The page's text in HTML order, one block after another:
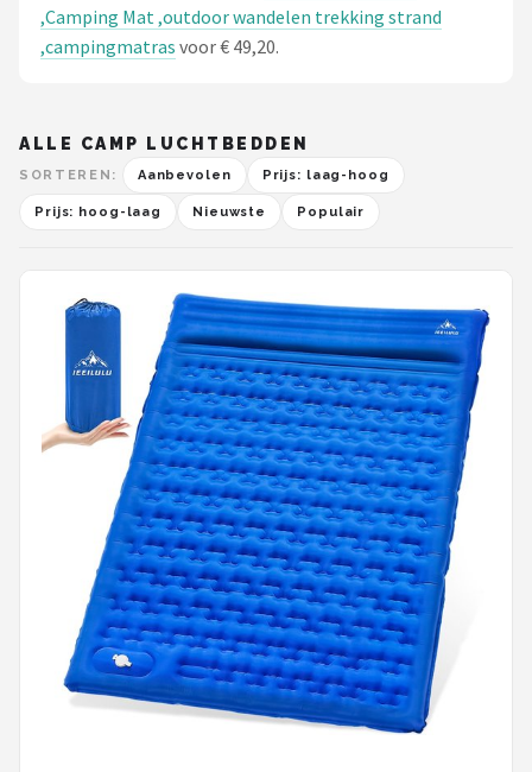
,Camping Mat ,outdoor wandelen trekking strand
,campingmatras voor € 49,20.
ALLE CAMP LUCHTBEDDEN
SORTEREN: Aanbevolen Prijs: laag-hoog
Prijs: hoog-laag Nieuwste Populair